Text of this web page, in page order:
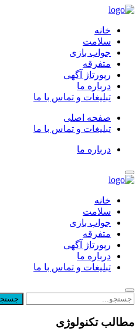
خانه
سلامت
جواب بازی
متفرقه
رپورتاژ آگهی
درباره ما
تبلیغات و تماس با ما
صفحه اصلی
تبلیغات و تماس با ما
درباره ما
خانه
سلامت
جواب بازی
متفرقه
رپورتاژ آگهی
درباره ما
تبلیغات و تماس با ما
مطالب تکنولوژی